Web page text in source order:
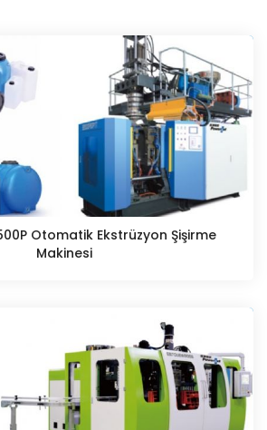
Otomatik Ekstrüzyon Şişirme
Makinesi